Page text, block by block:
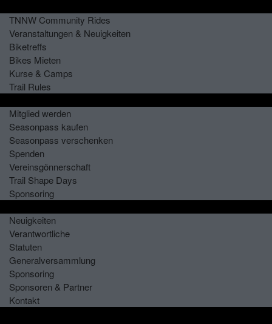
TNNW Community Rides
Veranstaltungen & Neuigkeiten
Biketreffs
Bikes Mieten
Kurse & Camps
Trail Rules
Mitglied werden
Seasonpass kaufen
Seasonpass verschenken
Spenden
Vereinsgönnerschaft
Trail Shape Days
Sponsoring
Neuigkeiten
Verantwortliche
Statuten
Generalversammlung
Sponsoring
Sponsoren & Partner
Kontakt